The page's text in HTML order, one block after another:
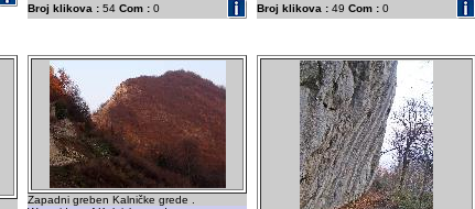
Broj klikova : 54 Com : 0
Broj klikova : 49 Com : 0
Zapadni greben Kalničke grede .